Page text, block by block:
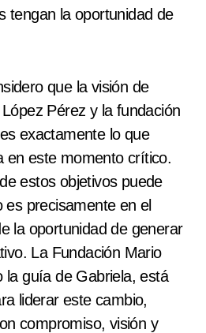
tengan la oportunidad de
que la visión de
Pérez y la fundación
exactamente lo que
en este momento crítico.
estos objetivos puede
precisamente en el
la oportunidad de generar
La Fundación Mario
la guía de Gabriela, está
liderar este cambio,
compromiso, visión y